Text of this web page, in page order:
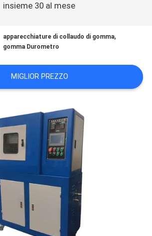
insieme 30 al mese
apparecchiature di collaudo di gomma,
gomma Durometro
MIGLIOR PREZZO